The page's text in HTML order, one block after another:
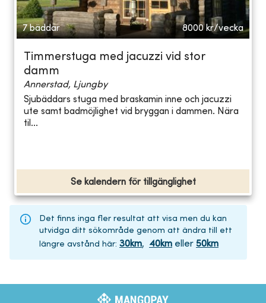
7 bäddar 8000 kr/vecka
Timmerstuga med jacuzzi vid stor
damm
Annerstad, Ljungby
Sjubäddars stuga med braskamin inne och jacuzzi
ute samt badmöjlighet vid bryggan i dammen. Nära
til...
Se kalendern för tillgänglighet
Det finns inga fler resultat att visa men du kan
utvidga ditt sökområde genom att ändra till ett
längre avstånd här: 30km, 40km eller 50km